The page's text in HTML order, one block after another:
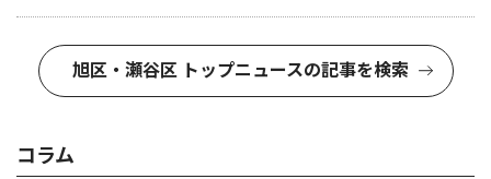
旭区・瀬谷区 トップニュースの記事を検索
コラム